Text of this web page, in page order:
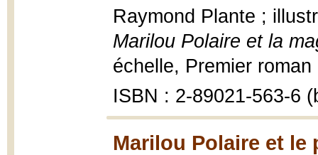
Raymond Plante ;
Marilou Polaire et la
échelle, Premier
ISBN : 2-89021-563-6
Marilou Polaire et le